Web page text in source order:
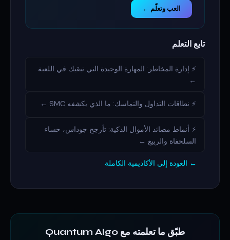
العب وتعلّم ←
تابع التعلم
⚡ إدارة المخاطر: المهارة الوحيدة التي تبقيك في اللعبة
←
⚡ نطاقات التداول والتماسك: ما الذي يكشفه SMC ←
⚡ أنماط مصائد الأموال الذكية: تأرجح جوداس، حساء
السلحفاة والربيع ←
← العودة إلى الأكاديمية الكاملة
طبّق ما تعلمته مع Quantum Algo